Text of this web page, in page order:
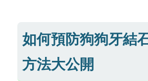
如何預防狗狗牙結
方法大公開